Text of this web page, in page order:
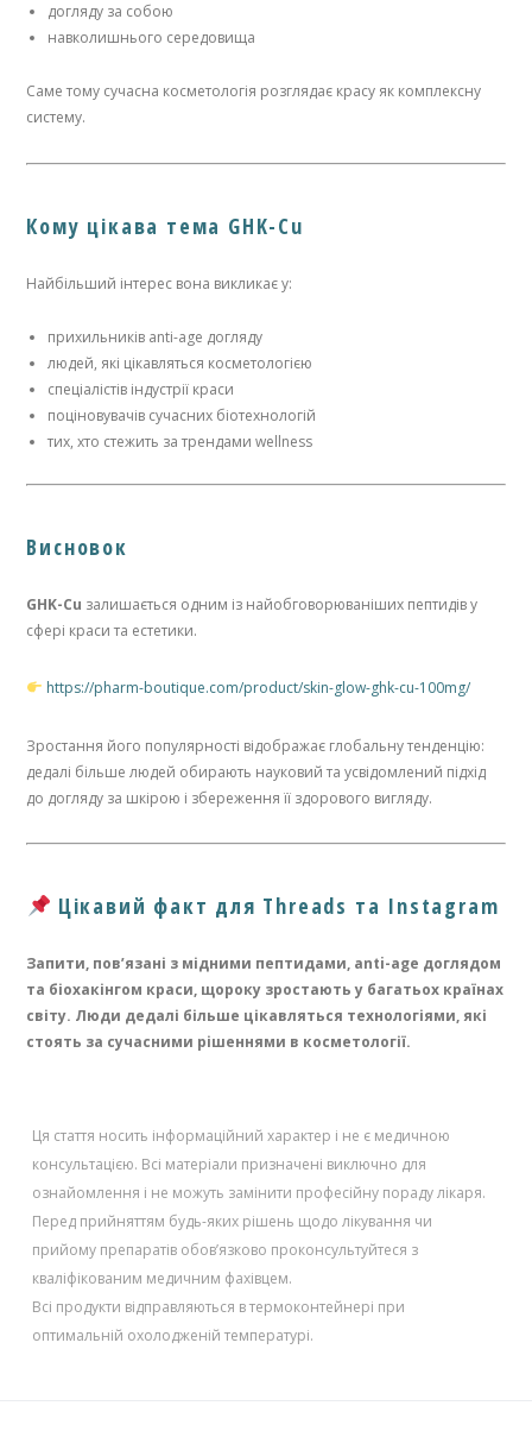
догляду за собою
навколишнього середовища
Саме тому сучасна косметологія розглядає красу як комплексну
систему.
Кому цікава тема GHK-Cu
Найбільший інтерес вона викликає у:
прихильників anti-age догляду
людей, які цікавляться косметологією
спеціалістів індустрії краси
поціновувачів сучасних біотехнологій
тих, хто стежить за трендами wellness
Висновок
GHK-Cu залишається одним із найобговорюваніших пептидів у
сфері краси та естетики.
https://pharm-boutique.com/product/skin-glow-ghk-cu-100mg/
Зростання його популярності відображає глобальну тенденцію:
дедалі більше людей обирають науковий та усвідомлений підхід
до догляду за шкірою і збереження її здорового вигляду.
Цікавий факт для Threads та Instagram
Запити, пов’язані з мідними пептидами, anti-age доглядом
та біохакінгом краси, щороку зростають у багатьох країнах
світу. Люди дедалі більше цікавляться технологіями, які
стоять за сучасними рішеннями в косметології.
Ця стаття носить інформаційний характер і не є медичною
консультацією. Всі матеріали призначені виключно для
ознайомлення і не можуть замінити професійну пораду лікаря.
Перед прийняттям будь-яких рішень щодо лікування чи
прийому препаратів обов’язково проконсультуйтеся з
кваліфікованим медичним фахівцем.
Всі продукти відправляються в термоконтейнері при
оптимальній охолодженій температурі.